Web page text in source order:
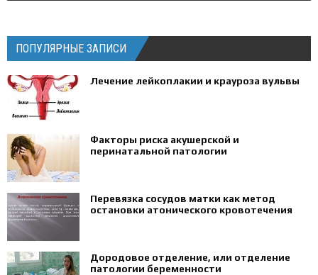
ПОПУЛЯРНЫЕ ЗАПИСИ
Лечение лейкоплакии и крауроза вульвы
Факторы риска акушерской и
перинатальной патологии
Перевязка сосудов матки как метод
остановки атонического кровотечения
Дородовое отделение, или отделение
патологии беременности